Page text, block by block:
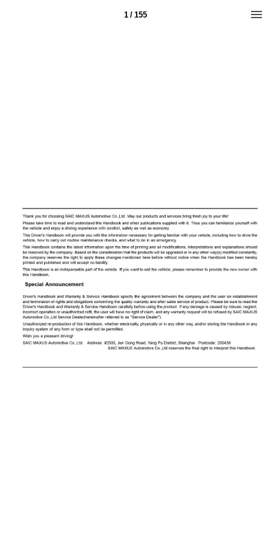
1 / 155